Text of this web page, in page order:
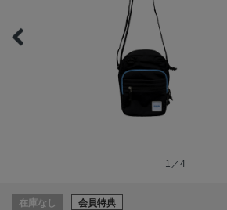
1／4
在庫なし 会員特典